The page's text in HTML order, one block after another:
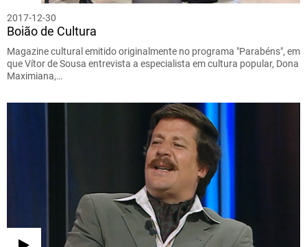
2017-12-30
Boião de Cultura
Magazine cultural emitido originalmente no programa "Parabéns", em
que Vítor de Sousa entrevista a especialista em cultura popular, Dona
Maximiana,…